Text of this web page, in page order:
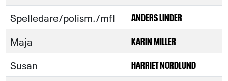
Spelledare/polism./mfl ANDERS LINDER
Maja KARIN MILLER
Susan HARRIET NORDLUND